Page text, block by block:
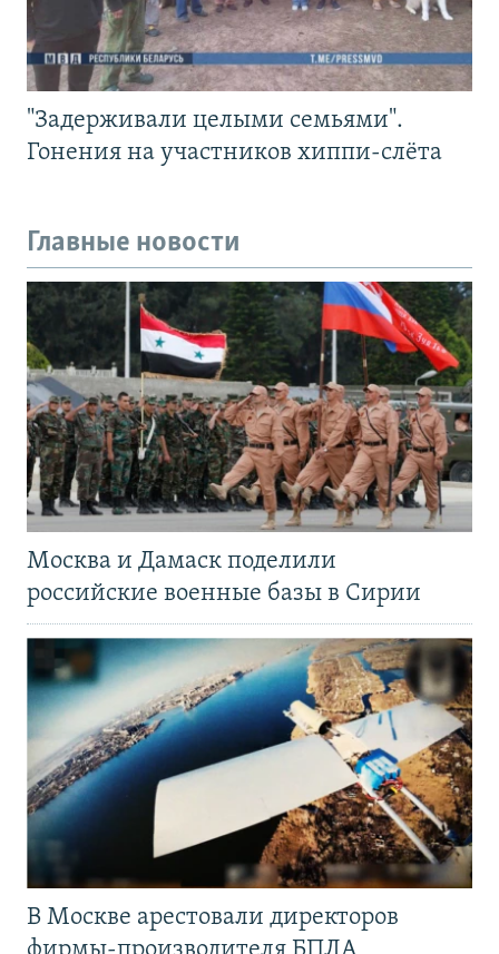
"Задерживали целыми семьями".
Гонения на участников хиппи-слёта
Главные новости
Москва и Дамаск поделили
российские военные базы в Сирии
В Москве арестовали директоров